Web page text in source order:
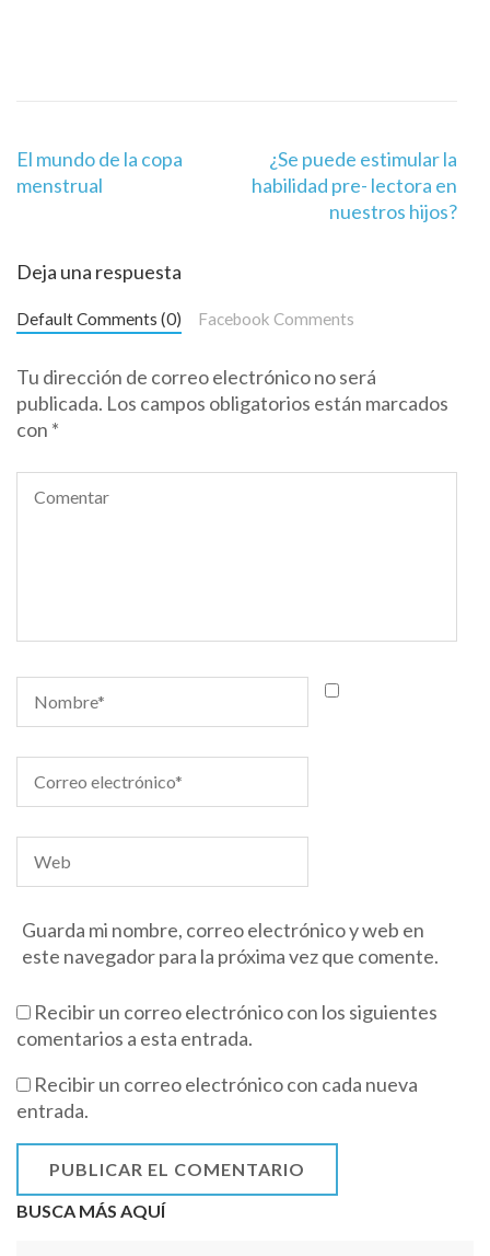
Navegación
de
El mundo de la copa
menstrual
¿Se puede estimular la
habilidad pre- lectora en
nuestros hijos?
Deja una respuesta
Default Comments (0) Facebook Comments
Tu dirección de correo electrónico no será
publicada. Los campos obligatorios están marcados
con *
Guarda mi nombre, correo electrónico y web en
este navegador para la próxima vez que comente.
Recibir un correo electrónico con los siguientes
comentarios a esta entrada.
Recibir un correo electrónico con cada nueva
entrada.
BUSCA MÁS AQUÍ